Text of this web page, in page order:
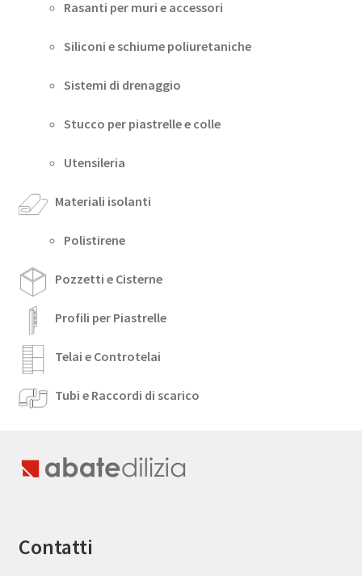
Rasanti per muri e accessori
Siliconi e schiume poliuretaniche
Sistemi di drenaggio
Stucco per piastrelle e colle
Utensileria
Materiali isolanti
Polistirene
Pozzetti e Cisterne
Profili per Piastrelle
Telai e Controtelai
Tubi e Raccordi di scarico
Contatti